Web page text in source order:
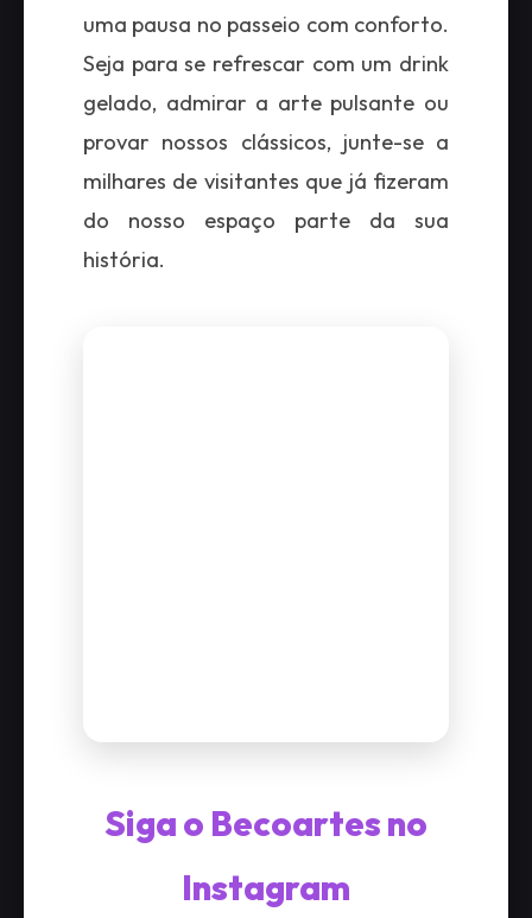
uma pausa no passeio com conforto.
Seja para se refrescar com um drink
gelado, admirar a arte pulsante ou
provar nossos clássicos, junte-se a
milhares de visitantes que já fizeram
do nosso espaço parte da sua
história.
Siga o Becoartes no
Instagram